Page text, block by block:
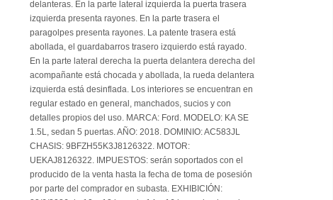
delanteras. En la parte lateral izquierda la puerta trasera
izquierda presenta rayones. En la parte trasera el
paragolpes presenta rayones. La patente trasera está
abollada, el guardabarros trasero izquierdo está rayado.
En la parte lateral derecha la puerta delantera derecha del
acompañante está chocada y abollada, la rueda delantera
izquierda está desinflada. Los interiores se encuentran en
regular estado en general, manchados, sucios y con
detalles propios del uso. MARCA: Ford. MODELO: KA SE
1.5L, sedan 5 puertas. AÑO: 2018. DOMINIO: AC583JL
CHASIS: 9BFZH55K3J8126322. MOTOR:
UEKAJ8126322. IMPUESTOS: serán soportados con el
producido de la venta hasta la fecha de toma de posesión
por parte del comprador en subasta. EXHIBICIÓN: